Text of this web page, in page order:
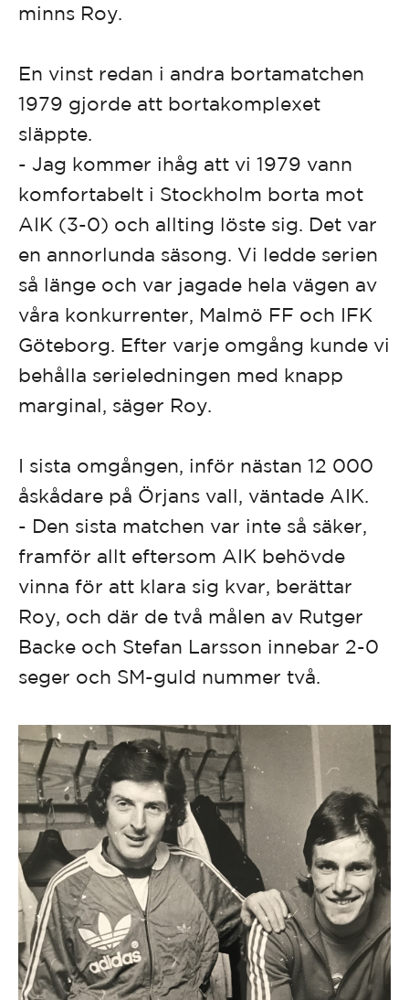
minns Roy.
En vinst redan i andra bortamatchen
1979 gjorde att bortakomplexet
släppte.
- Jag kommer ihåg att vi 1979 vann
komfortabelt i Stockholm borta mot
AIK (3-0) och allting löste sig. Det var
en annorlunda säsong. Vi ledde serien
så länge och var jagade hela vägen av
våra konkurrenter, Malmö FF och IFK
Göteborg. Efter varje omgång kunde vi
behålla serieledningen med knapp
marginal, säger Roy.
I sista omgången, inför nästan 12 000
åskådare på Örjans vall, väntade AIK.
- Den sista matchen var inte så säker,
framför allt eftersom AIK behövde
vinna för att klara sig kvar, berättar
Roy, och där de två målen av Rutger
Backe och Stefan Larsson innebar 2-0
seger och SM-guld nummer två.